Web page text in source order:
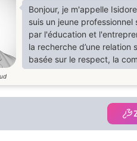
Bonjour, je m'appelle
suis un jeune professionnel
par l'éducation et
la recherche d’une relation
basée sur le respect, la
valeurs solides. Si vous
et souhaitez faire
à me contacter.